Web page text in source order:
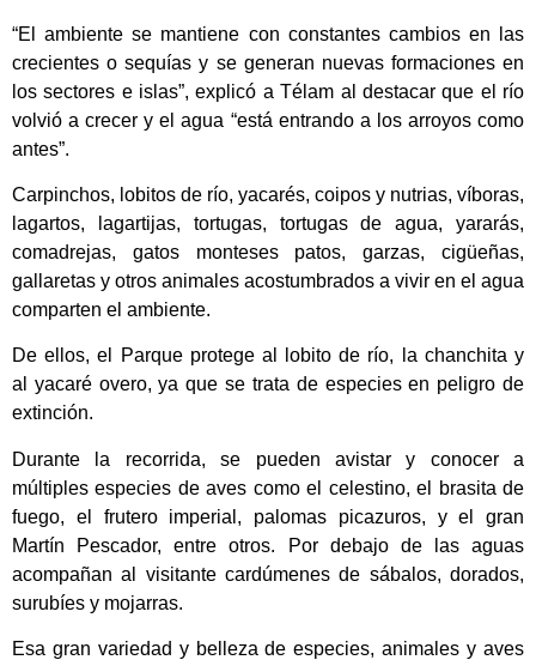
“El ambiente se mantiene con constantes cambios en las
crecientes o sequías y se generan nuevas formaciones en
los sectores e islas”, explicó a Télam al destacar que el río
volvió a crecer y el agua “está entrando a los arroyos como
antes”.
Carpinchos, lobitos de río, yacarés, coipos y nutrias, víboras,
lagartos, lagartijas, tortugas, tortugas de agua, yararás,
comadrejas, gatos monteses patos, garzas, cigüeñas,
gallaretas y otros animales acostumbrados a vivir en el agua
comparten el ambiente.
De ellos, el Parque protege al lobito de río, la chanchita y
al yacaré overo, ya que se trata de especies en peligro de
extinción.
Durante la recorrida, se pueden avistar y conocer a
múltiples especies de aves como el celestino, el brasita de
fuego, el frutero imperial, palomas picazuros, y el gran
Martín Pescador, entre otros. Por debajo de las aguas
acompañan al visitante cardúmenes de sábalos, dorados,
surubíes y mojarras.
Esa gran variedad y belleza de especies, animales y aves